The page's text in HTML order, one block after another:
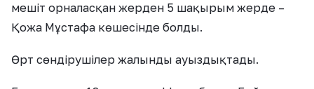
мешіт орналасқан жерден 5 шақырым жерде –
Қожа Мұстафа көшесінде болды.
Өрт сөндірушілер жалынды ауыздықтады.